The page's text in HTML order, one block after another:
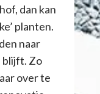
dan kan
planten.
naar
blijft. Zo
over te